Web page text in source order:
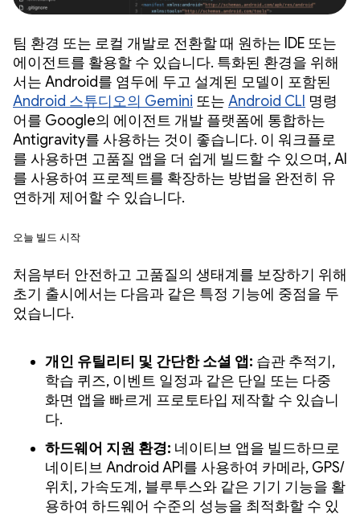
팀 환경 또는 로컬 개발로 전환할 때 원하는 IDE 또는
에이전트를 활용할 수 있습니다. 특화된 환경을 위해
서는 Android를 염두에 두고 설계된 모델이 포함된
Android 스튜디오의 Gemini 또는 Android CLI 명령
어를 Google의 에이전트 개발 플랫폼에 통합하는
Antigravity를 사용하는 것이 좋습니다. 이 워크플로
를 사용하면 고품질 앱을 더 쉽게 빌드할 수 있으며, AI
를 사용하여 프로젝트를 확장하는 방법을 완전히 유
연하게 제어할 수 있습니다.
오늘 빌드 시작
처음부터 안전하고 고품질의 생태계를 보장하기 위해
초기 출시에서는 다음과 같은 특정 기능에 중점을 두
었습니다.
개인 유틸리티 및 간단한 소셜 앱: 습관 추적기,
학습 퀴즈, 이벤트 일정과 같은 단일 또는 다중
화면 앱을 빠르게 프로토타입 제작할 수 있습니
다.
하드웨어 지원 환경: 네이티브 앱을 빌드하므로
네이티브 Android API를 사용하여 카메라, GPS/
위치, 가속도계, 블루투스와 같은 기기 기능을 활
용하여 하드웨어 수준의 성능을 최적화할 수 있